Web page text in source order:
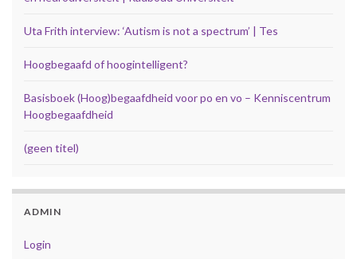
Uta Frith interview: ‘Autism is not a spectrum’ | Tes
Hoogbegaafd of hoogintelligent?
Basisboek (Hoog)begaafdheid voor po en vo – Kenniscentrum
Hoogbegaafdheid
(geen titel)
ADMIN
Login